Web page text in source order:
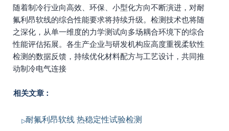
随着制冷行业向高效、环保、小型化方向不断演进，对耐
氟利昂软线的综合性能要求将持续升级。检测技术也将随
之深化，从单一维度的力学测试向多场耦合环境下的综合
性能评估拓展。各生产企业与研发机构应高度重视柔软性
检测的数据反馈，持续优化材料配方与工艺设计，共同推
动制冷电气连接
相关文章：
耐氟利昂软线 热稳定性试验检测